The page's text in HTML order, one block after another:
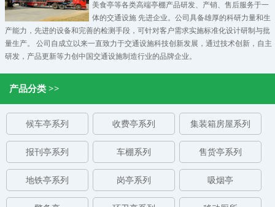
美食亭等各类高端亭棚产品研发、产销、售后服务于一
体的交通设施 先进企业。公司具备雄厚的科研力量和生
产能力，先进的设备和完善的检测手段，可针对客户需求实施标准化设计研制与批
量生产。 公司自成立以来一直致力于交通设施科技创新发展，通过技术创新，自主
研发，产品更新等力创中国交通设施制造行业的品牌企业。
产品分类 >>
候车亭系列 收费亭系列 集装箱房屋系列
报刊亭系列 车棚系列 售货亭系列
地铁亭系列 岗亭系列 吸烟亭